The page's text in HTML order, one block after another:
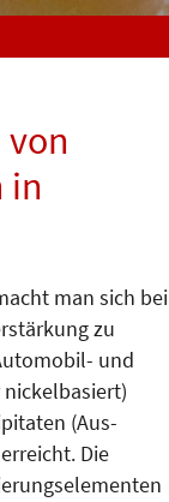
in
man sich bei
zu
und
(Aus­­
Die